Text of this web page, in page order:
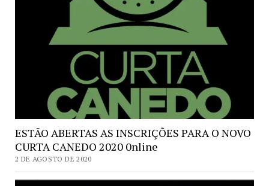
ESTÃO ABERTAS AS INSCRIÇÕES PARA O NOVO
CURTA CANEDO 2020 0nline
2 DE AGOSTO DE 2020